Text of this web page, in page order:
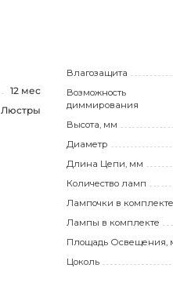
12 мес
Люстры
Влагозащита
Возможность
диммирования
Высота, мм
Диаметр
Длина Цепи, мм
Количество ламп
Лампочки в комплекте
Лампы в комплекте
Площадь Освещения,
Цоколь